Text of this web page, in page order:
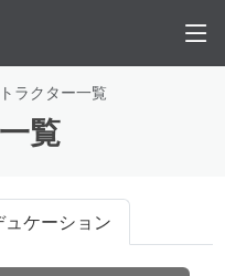
ラクター一覧
覧
ュケーション